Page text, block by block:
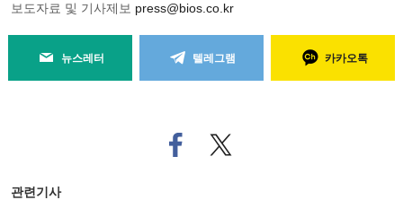
보도자료 및 기사제보 press@bios.co.kr
뉴스레터 텔레그램 카카오톡
페
이
트위
터로
관련기사